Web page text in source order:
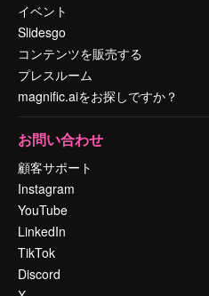
イベント
Slidesgo
コンテンツを販売する
プレスルーム
magnific.aiをお探しですか？
お問い合わせ
顧客サポート
Instagram
YouTube
LinkedIn
TikTok
Discord